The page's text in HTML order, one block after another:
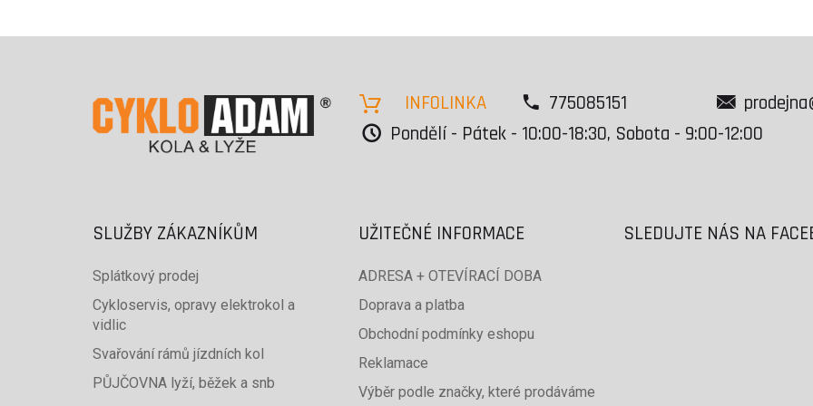
INFOLINKA 775085151
Pondělí - Pátek - 10:00-18:30, Sobota - 9:00-12:00
SLUŽBY ZÁKAZNÍKŮM
Splátkový prodej
Cykloservis, opravy elektrokol a
vidlic
Svařování rámů jízdních kol
PŮJČOVNA lyží, běžek a snb
UŽITEČNÉ INFORMACE
ADRESA + OTEVÍRACÍ DOBA
Doprava a platba
Obchodní podmínky eshopu
Reklamace
Výběr podle značky, které prodáváme
SLEDUJTE NÁS NA